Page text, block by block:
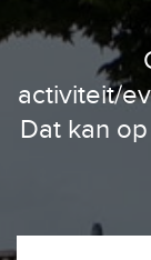
activiteit/
Dat kan